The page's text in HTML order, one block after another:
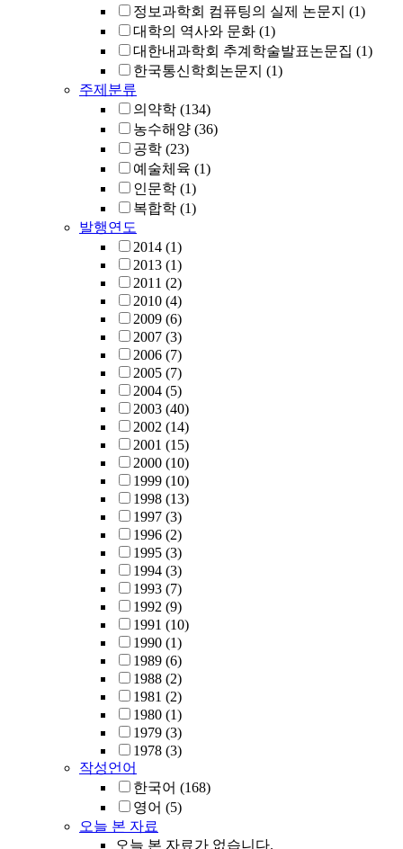
정보과학회 컴퓨팅의 실제 논문지 (1)
대학의 역사와 문화 (1)
대한내과학회 추계학술발표논문집 (1)
한국통신학회논문지 (1)
주제분류
의약학 (134)
농수해양 (36)
공학 (23)
예술체육 (1)
인문학 (1)
복합학 (1)
발행연도
2014 (1)
2013 (1)
2011 (2)
2010 (4)
2009 (6)
2007 (3)
2006 (7)
2005 (7)
2004 (5)
2003 (40)
2002 (14)
2001 (15)
2000 (10)
1999 (10)
1998 (13)
1997 (3)
1996 (2)
1995 (3)
1994 (3)
1993 (7)
1992 (9)
1991 (10)
1990 (1)
1989 (6)
1988 (2)
1981 (2)
1980 (1)
1979 (3)
1978 (3)
작성언어
한국어 (168)
영어 (5)
오늘 본 자료
오늘 본 자료가 없습니다.